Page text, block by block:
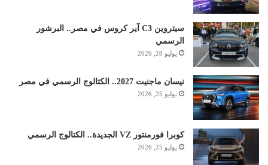
سيتروين C3 آير كروس في مصر.. البرشور
الرسمي
يوليو 28, 2026
نيسان ماجنيت 2027.. الكتالوج الرسمي في مصر
يوليو 25, 2026
كوبرا فورمنتور VZ الجديدة.. الكتالوج الرسمي
يوليو 25, 2026